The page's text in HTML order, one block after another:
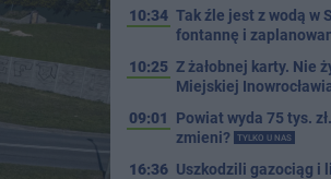
10:34 Tak źle jest z wodą w
fontannę i
10:25 Z żałobnej karty. Nie
Miejskiej
09:01
Powiat wyda 75 tys.
zmieni?
TYLKO U NAS
16:36 Uszkodzili gazociąg i